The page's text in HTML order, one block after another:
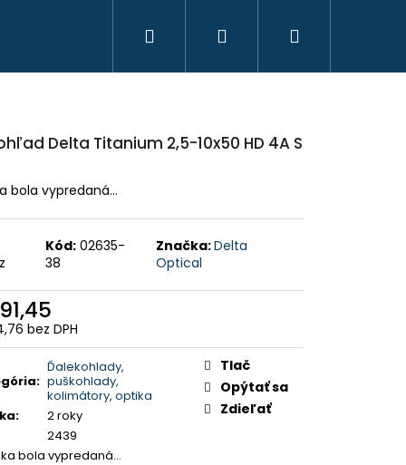
Hľadať Prihlásenie
Delta Titanium 2,5-10x50 HD 4A S
bola vypredaná…
Kód: 02635-
38
Značka:Delta
Optical
bez DPH
:
Ďalekohlady,
puškohlady,
kolimátory, optika
:
2 roky
2439
bola vypredaná…
Tlač
Opýtať sa
Zdieľať
IBEX CHAUD -
- PHPN011 - KAKI